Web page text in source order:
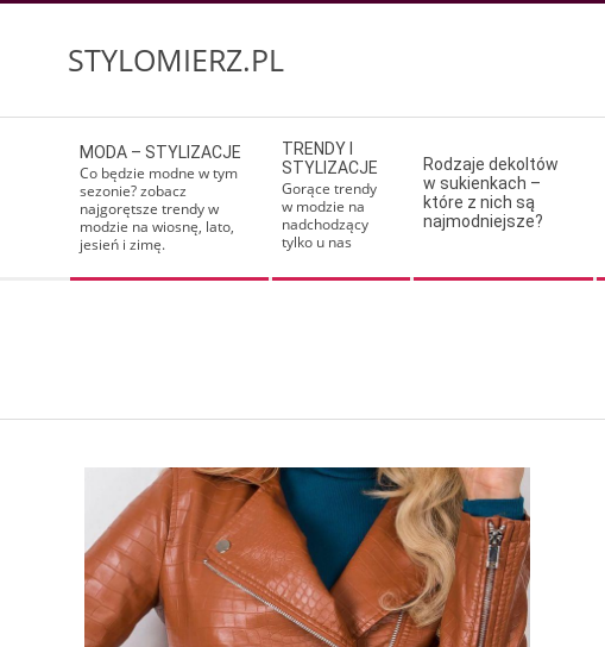
STYLOMIERZ.PL
Navigation
Menu
MODA – STYLIZACJE
Co będzie modne w tym
sezonie? zobacz
najgorętsze trendy w
modzie na wiosnę, lato,
jesień i zimę.
TRENDY I
STYLIZACJE
Gorące trendy
w modzie na
nadchodzący
tylko u nas
Rodzaje dekoltów
w sukienkach –
które z nich są
najmodniejsze?